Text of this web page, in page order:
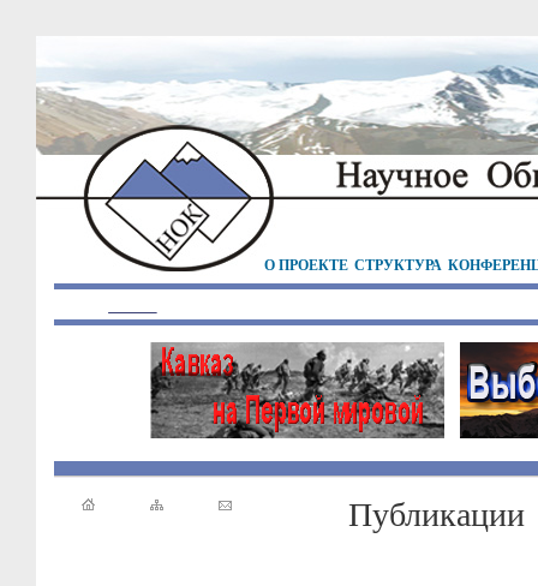
О ПРОЕКТЕ СТРУКТУРА
Публикации